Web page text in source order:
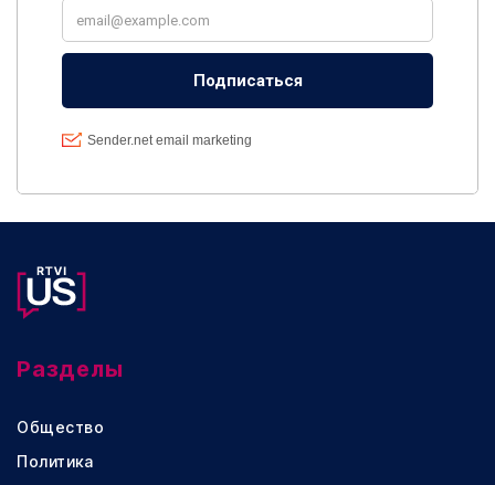
Разделы
Общество
Политика